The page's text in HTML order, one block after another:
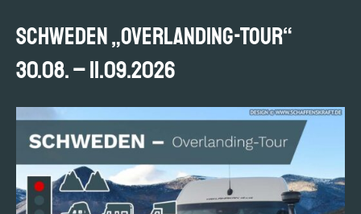
SCHWEDEN „Overlanding-Tour“
30.08. – 11.09.2026